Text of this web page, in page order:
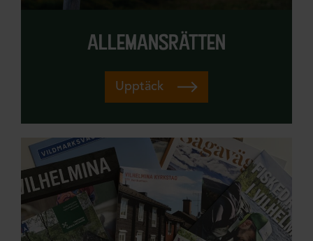
allemansrätten
Upptäck